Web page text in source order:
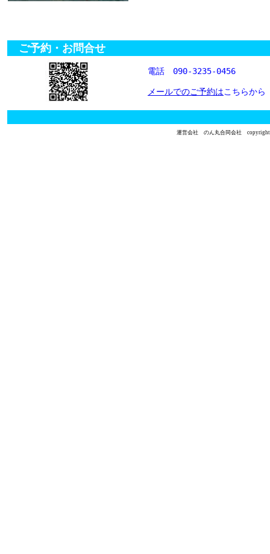
ご予約・お問合せ
電話 090-3235-0456
メールでのご予約はこちらから
運営会社 のん丸合同会社